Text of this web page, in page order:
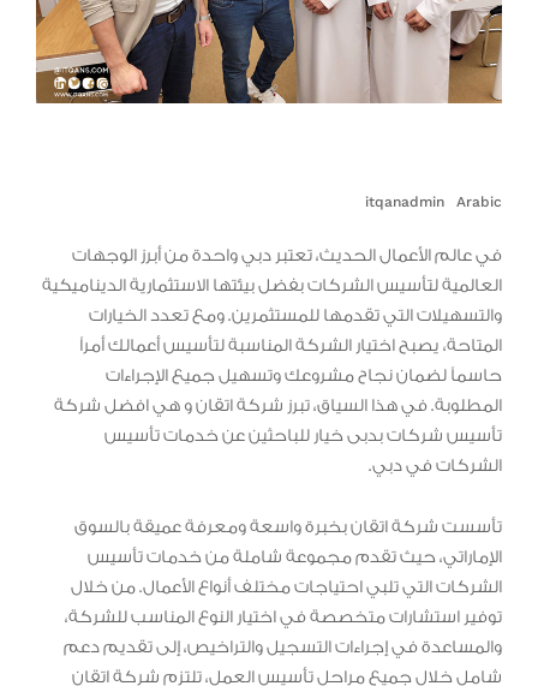
Arabic
itqanadmin
في عالم الأعمال الحديث، تعتبر دبي واحدة من أبرز الوجهات
العالمية لتأسيس الشركات بفضل بيئتها الاستثمارية الديناميكية
والتسهيلات التي تقدمها للمستثمرين. ومع تعدد الخيارات
المتاحة، يصبح اختيار الشركة المناسبة لتأسيس أعمالك أمراً
حاسماً لضمان نجاح مشروعك وتسهيل جميع الإجراءات
المطلوبة. في هذا السياق، تبرز شركة اتقان و هي افضل شركة
تأسيس شركات بدبى خيار للباحثين عن خدمات تأسيس
الشركات في دبي.
تأسست شركة اتقان بخبرة واسعة ومعرفة عميقة بالسوق
الإماراتي، حيث تقدم مجموعة شاملة من خدمات تأسيس
الشركات التي تلبي احتياجات مختلف أنواع الأعمال. من خلال
توفير استشارات متخصصة في اختيار النوع المناسب للشركة،
والمساعدة في إجراءات التسجيل والتراخيص، إلى تقديم دعم
شامل خلال جميع مراحل تأسيس العمل، تلتزم شركة اتقان